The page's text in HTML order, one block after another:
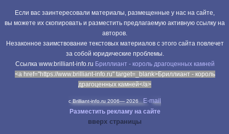
Если вас заинтересовали материалы, размещенные у нас на сайте,
вы можете их скопировать и разместить предлагаемую активную ссылку на
авторов.
Незаконное заимствование текстовых материалов с этого сайта повлечет
за собой юридические проблемы.
Cсылка www.brilliant-info.ru Бриллиант - король драгоценных камней
<a href="https://www.brilliant-info.ru" target=_blank>Бриллиант - король
драгоценных камней</a>
c Brilliant-info.ru 2006— 2026 E-mail
Разместить рекламу на сайте
вверх страницы